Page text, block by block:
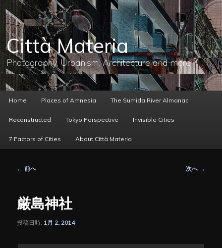
メ
イ
ン
コ
ン
テ
ン
へ
移
動
Città Materia
Photography, Urbanism, Architecture and more
ー
Home Places of Amnesia The Sumida River Almanac
Reconstructed Tokyo Perspective Invisible Cities
7 Factors of Cities About Città Materia
ビ
ゲ
シ
ン
← 前へ 次へ →
厳島神社
投稿日時: 1月 2, 2014